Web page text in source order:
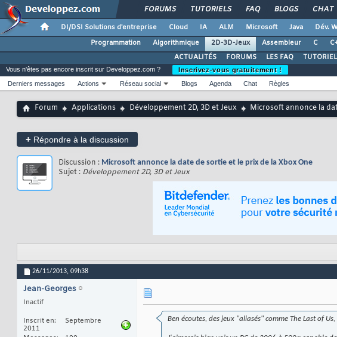
FORUMS TUTORIELS FAQ BLOGS CHAT
DI/DSI Solutions d'entreprise Cloud IA ALM Microsoft Java Dév.
Programmation
Algorithmique 2D-3D-Jeux Assembleur C
ACTUALITÉS
FORUMS LES FAQ
Vous n'êtes pas encore inscrit sur Developpez.com ?
Inscrivez-vous gratuitement !
Derniers messages
Actions Réseau social Blogs Agenda Chat Règles
Forum Applications Développement 2D, 3D et Jeux Microsoft annonce la
+ Répondre à la discussion
Discussion : Microsoft annonce la date de sortie et le prix de la Xbox One
Sujet : Développement 2D, 3D et Jeux
26/11/2013, 09h38
Jean-Georges
Inactif
Inscrit en
Septembre
2011
Ben écoutes, des jeux "aliasés" comme The Last of